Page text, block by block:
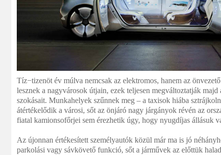
Tíz−tizenöt év múlva nemcsak az elektromos, hanem az
lesznek a nagyvárosok útjain, ezek teljesen megváltoztatják majd
szokásait. Munkahelyek szűnnek meg – a taxisok hiába
átértékelődik a városi, sőt az önjáró nagy járgányok révén az
fiatal kamionsofőrjei sem érezhetik úgy, hogy nyugdíjas állásuk
Az újonnan értékesített személyautók közül már ma is jó
parkolási vagy sávkövető funkció, sőt a járművek az előttük